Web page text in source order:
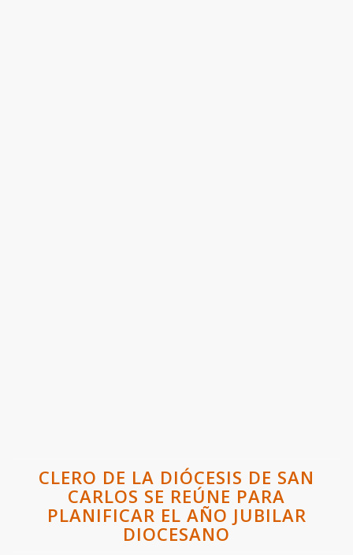
CLERO DE LA DIÓCESIS DE SAN
CARLOS SE REÚNE PARA
PLANIFICAR EL AÑO JUBILAR
DIOCESANO